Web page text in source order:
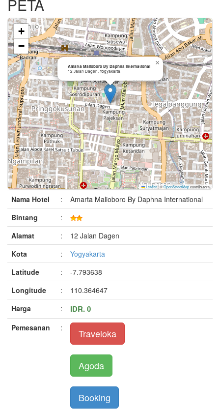
PETA
Amarta Malioboro By Daphna International
12 Jalan Dagen, Yogyakarta
×
+
−
Leaflet|©OpenStreetMapcontributors
Nama Hotel :
Amarta Malioboro By Daphna International
Bintang
:
Alamat
:
12 Jalan Dagen
Kota
:
Yogyakarta
Latitude
:
-7.793638
Longitude
:
110.364647
Harga
: IDR. 0
Pemesanan : Traveloka
Agoda
Booking